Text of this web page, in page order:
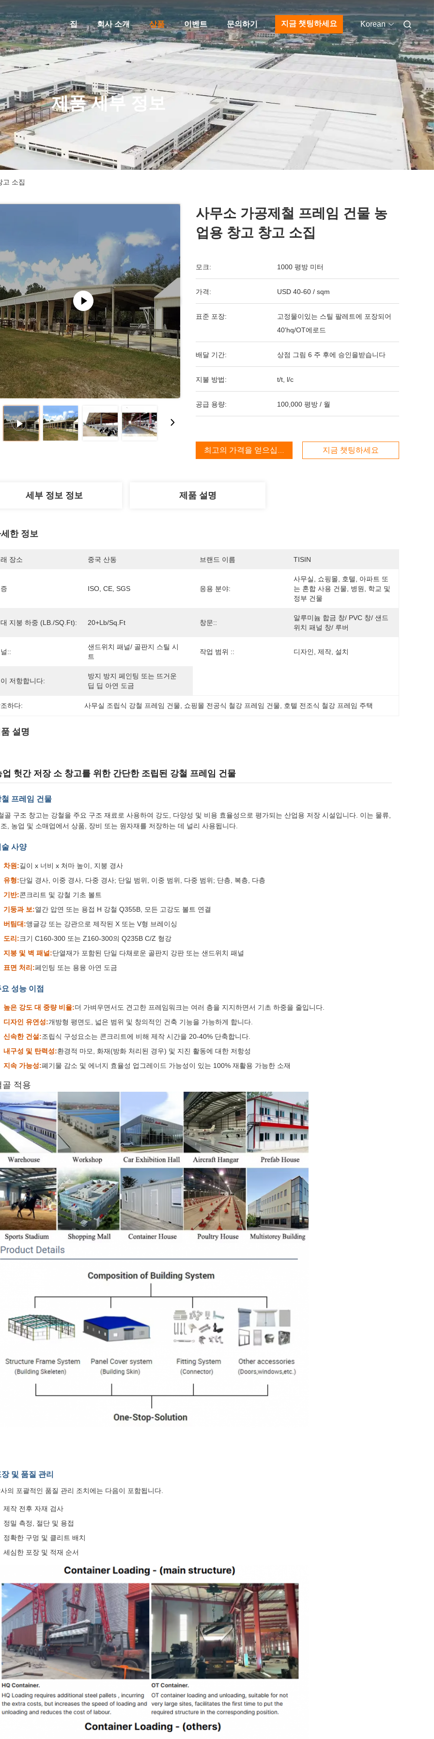
집 회사 소개 상품 이벤트 문의하기 지금 챗팅하세요 Korean
제품 세부 정보
고 소집
사무소 가공제철 프레임 건물 농
업용 창고 창고 소집
모크: 1000 평방 미터
가격: USD 40-60 / sqm
표준 포장:
고정물이있는 스틸 팔레트에 포장되어
40'hq/OT에로드
배달 기간: 상점 그림 6 주 후에 승인을받습니다
지불 방법: t/t, l/c
공급 용량: 100,000 평방 / 월
최고의 가격을 얻으십시오 지금 챗팅하세요
세부 정보 정보 제품 설명
한 정보
장소 중국 산동 브랜드 이름 TISIN
ISO, CE, SGS 응용 분야:
사무실, 쇼핑몰, 호텔, 아파트 또
는 혼합 사용 건물, 병원, 학교 및
정부 건물
지붕 하중 (LB./SQ.ft): 20+lb/sq.ft 창문::
알루미늄 합금 창/ PVC 창/ 샌드
위치 패널 창/ 루버
::
샌드위치 패널/ 골판지 스틸 시
트
작업 범위 :: 디자인, 제작, 설치
저항합니다:
방지 방지 페인팅 또는 뜨거운
딥 딥 아연 도금
하다: 사무실 조립식 강철 프레임 건물 쇼핑몰 전공식 철강 프레임 건물 호텔 전조식 철강 프레임 주택
설명
업 헛간 저장 소 창고를 위한 간단한 조립된 강철 프레임 건물
철 프레임 건물
골 구조 창고는 강철을 주요 구조 재료로 사용하여 강도, 다양성 및 비용 효율성으로 평가되는 산업용 저장 시설입니다. 이는 물류,
, 농업 및 소매업에서 상품, 장비 또는 원자재를 저장하는 데 널리 사용됩니다.
술 사양
차원:길이 x 너비 x 처마 높이, 지붕 경사
유형:단일 경사, 이중 경사, 다중 경사; 단일 범위, 이중 범위, 다중 범위; 단층, 복층, 다층
기반:콘크리트 및 강철 기초 볼트
기둥과 보:열간 압연 또는 용접 H 강철 Q355B, 모든 고강도 볼트 연결
버팀대:앵글강 또는 강관으로 제작된 X 또는 V형 브레이싱
도리:크기 C160-300 또는 Z160-300의 Q235B C/Z 형강
지붕 및 벽 패널:단열재가 포함된 단일 다채로운 골판지 강판 또는 샌드위치 패널
표면 처리:페인팅 또는 용융 아연 도금
성능 이점
높은 강도 대 중량 비율:더 가벼우면서도 견고한 프레임워크는 여러 층을 지지하면서 기초 하중을 줄입니다.
디자인 유연성:개방형 평면도, 넓은 범위 및 창의적인 건축 기능을 가능하게 합니다.
신속한 건설:조립식 구성요소는 콘크리트에 비해 제작 시간을 20-40% 단축합니다.
내구성 및 탄력성:환경적 마모, 화재(방화 처리된 경우) 및 지진 활동에 대한 저항성
지속 가능성:폐기물 감소 및 에너지 효율성 업그레이드 가능성이 있는 100% 재활용 가능한 소재
골 적용
및 품질 관리
의 포괄적인 품질 관리 조치에는 다음이 포함됩니다.
제작 전후 자재 검사
정밀 측정, 절단 및 용접
정확한 구멍 및 클리트 배치
세심한 포장 및 적재 순서